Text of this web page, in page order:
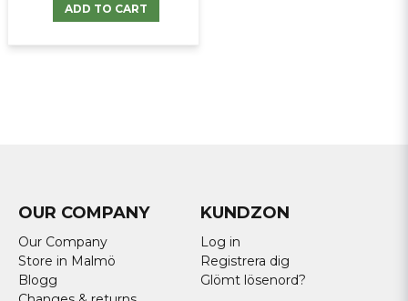
ADD TO CART
OUR COMPANY
Our Company
Store in Malmö
Blogg
KUNDZON
Log in
Registrera dig
Glömt lösenord?